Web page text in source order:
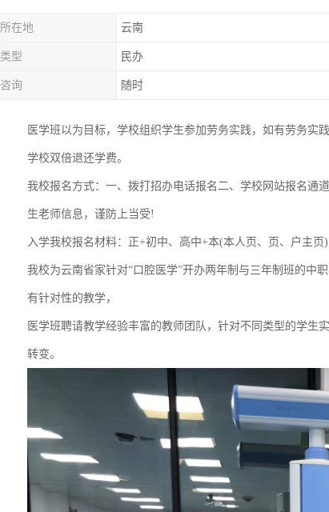
所在地 云南
类型 民办
咨询 随时
医学班以为目标，学校组织学生参加劳务实践，如有劳务实
学校双倍退还学费。
我校报名方式：一、拨打招办电话报名二、学校网站报名通
生老师信息，谨防上当受!
入学我校报名材料：正+初中、高中+本(本人页、页、户主页)
我校为云南省家针对“口腔医学”开办两年制与三年制班的中
有针对性的教学，
医学班聘请教学经验丰富的教师团队，针对不同类型的学生
转变。